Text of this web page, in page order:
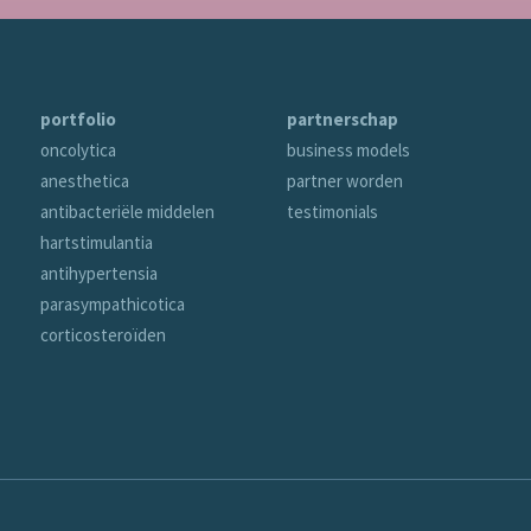
portfolio
oncolytica
anesthetica
antibacteriële middelen
hartstimulantia
antihypertensia
parasympathicotica
corticosteroïden
partnerschap
business models
partner worden
testimonials